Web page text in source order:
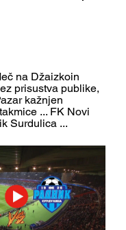
na Džaizkoin
prisustva publike,
kažnjen
... FK Novi
Surdulica ...